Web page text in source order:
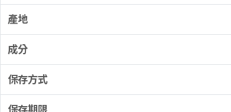
產地
成分
保存方式